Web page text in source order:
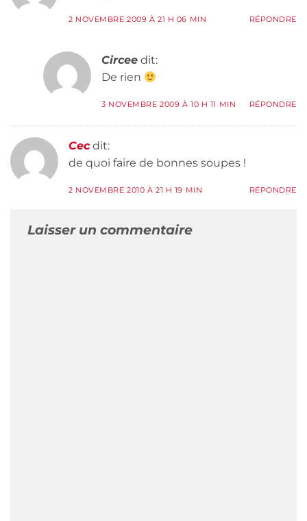
2 NOVEMBRE 2009 À 21 H 06 MIN RÉPONDRE
Circee dit:
De rien
3 NOVEMBRE 2009 À 10 H 11 MIN RÉPONDRE
Cec dit:
de quoi faire de bonnes soupes !
2 NOVEMBRE 2010 À 21 H 19 MIN RÉPONDRE
Laisser un commentaire